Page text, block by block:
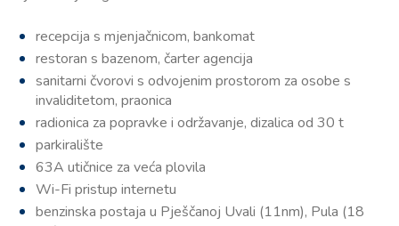
recepcija s mjenjačnicom, bankomat
restoran s bazenom, čarter agencija
sanitarni čvorovi s odvojenim prostorom za osobe s
invaliditetom, praonica
radionica za popravke i održavanje, dizalica od 30 t
parkiralište
63A utičnice za veća plovila
Wi-Fi pristup internetu
benzinska postaja u Pješčanoj Uvali (11nm), Pula (18